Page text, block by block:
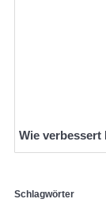
Wie verbessert
Schlagwörter